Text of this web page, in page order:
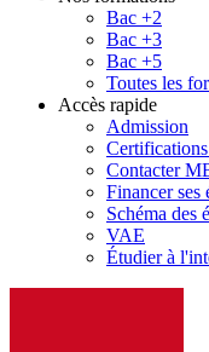
Bac +2
Bac +3
Bac +5
Toutes les
Accès rapide
Admission
Contacter
Financer ses
Schéma des
VAE
Étudier à